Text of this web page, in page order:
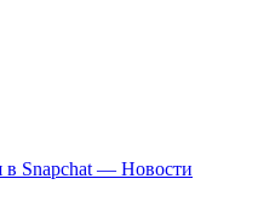
Snapchat — Новости